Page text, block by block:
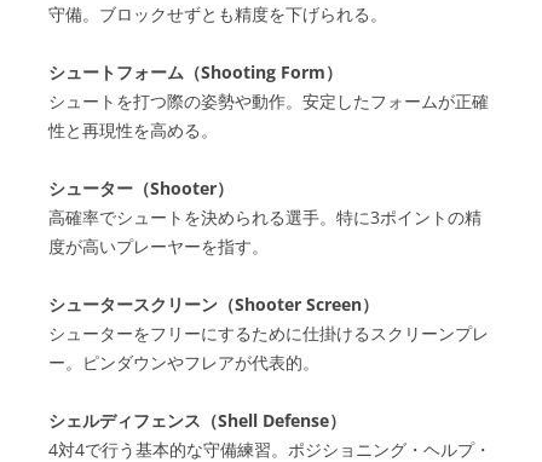
守備。ブロックせずとも精度を下げられる。
シュートフォーム（Shooting Form）
シュートを打つ際の姿勢や動作。安定したフォームが正確
性と再現性を高める。
シューター（Shooter）
高確率でシュートを決められる選手。特に3ポイントの精
度が高いプレーヤーを指す。
シュータースクリーン（Shooter Screen）
シューターをフリーにするために仕掛けるスクリーンプレ
ー。ピンダウンやフレアが代表的。
シェルディフェンス（Shell Defense）
4対4で行う基本的な守備練習。ポジショニング・ヘルプ・